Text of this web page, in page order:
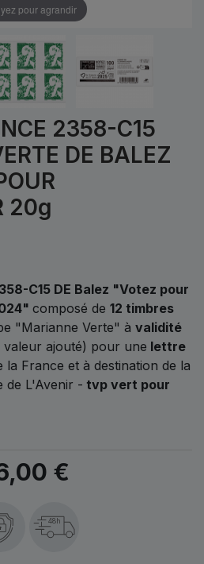
pour agrandir
2358-C15
DE BALEZ
20g
C15 DE Balez "Votez pour
composé de 12 timbres
"Marianne Verte" à validité
valeur ajouté) pour une lettre
la France et à destination de la
de L'Avenir - tvp vert pour
€
48h